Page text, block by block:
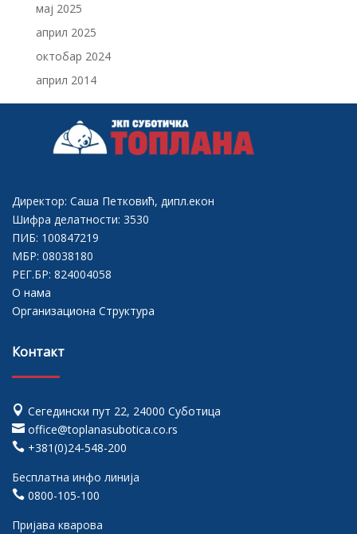
мај 2025
април 2025
октобар 2024
април 2014
Директор: Саша Петковић, дипл.екон
Шифра делатности: 3530
ПИБ: 100847219
МБР: 08038180
РЕГ.БР: 824004058
О нама
Организациона Структура
Контакт
 Сегедински пут 22, 24000 Суботица
 office@toplanasubotica.co.rs
 +381(0)24-548-200
Бесплатна инфо линија
 0800-105-100
Пријава кварова